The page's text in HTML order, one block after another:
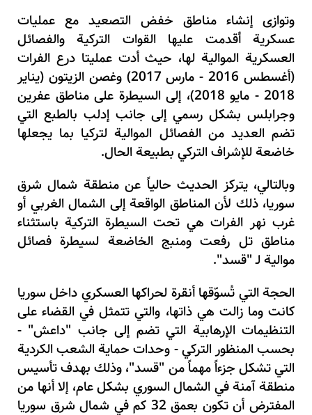
وتوازى إنشاء مناطق خفض التصعيد مع عمليات
عسكرية أقدمت عليها القوات التركية والفصائل
العسكرية الموالية لها، حيث أدت عمليتا درع الفرات
(أغسطس 2016- مارس 2017) وغصن الزيتون (يناير
2018 - مايو 2018)، إلى السيطرة على مناطق عفرين
وجرابلس بشكل رسمي إلى جانب إدلب بالطبع التي
تضم العديد من الفصائل الموالية لتركيا بما يجعلها
خاضعة للإشراف التركي بطبيعة الحال.
وبالتالي، يتركز الحديث حالياً عن منطقة شمال شرق
سوريا، ذلك لأن المناطق الواقعة إلى الشمال الغربي أو
غرب نهر الفرات هي تحت السيطرة التركية باستثناء
مناطق تل رفعت ومنبج الخاضعة لسيطرة فصائل
موالية لـ "قسد".
الحجة التي تُسوّقها أنقرة لحراكها العسكري داخل سوريا
كانت وما زالت هي ذاتها، والتي تتمثل في القضاء على
التنظيمات الإرهابية التي تضم إلى جانب "داعش" -
بحسب المنظور التركي - وحدات حماية الشعب الكردية
التي تشكل جزءاً مهماً من "قسد"، وذلك بهدف تأسيس
منطقة آمنة في الشمال السوري بشكل عام، إلا أنها من
المفترض أن تكون بعمق 32 كم في شمال شرق سوريا